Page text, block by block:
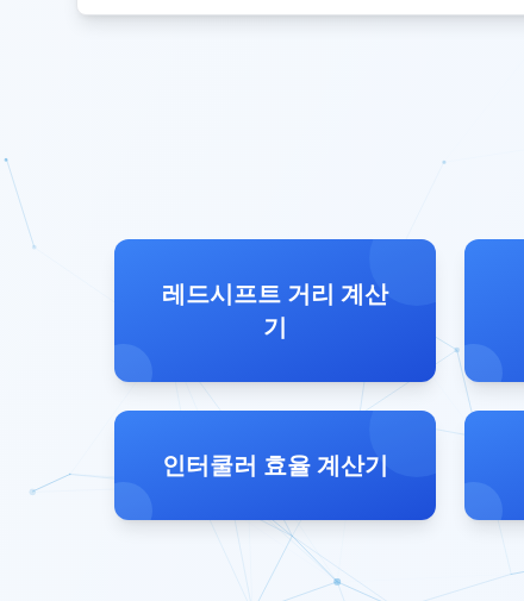
레드시프트 거리 계산
기
인터쿨러 효율 계산기